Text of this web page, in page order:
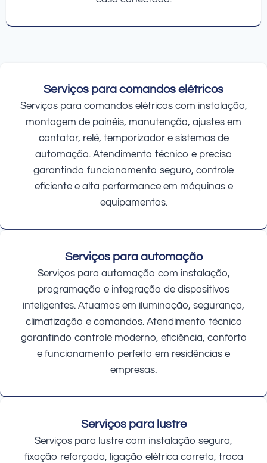
Serviços para comandos elétricos
Serviços para comandos elétricos com instalação,
montagem de painéis, manutenção, ajustes em
contator, relé, temporizador e sistemas de
automação. Atendimento técnico e preciso
garantindo funcionamento seguro, controle
eficiente e alta performance em máquinas e
equipamentos.
Serviços para automação
Serviços para automação com instalação,
programação e integração de dispositivos
inteligentes. Atuamos em iluminação, segurança,
climatização e comandos. Atendimento técnico
garantindo controle moderno, eficiência, conforto
e funcionamento perfeito em residências e
empresas.
Serviços para lustre
Serviços para lustre com instalação segura,
fixação reforçada, ligação elétrica correta, troca